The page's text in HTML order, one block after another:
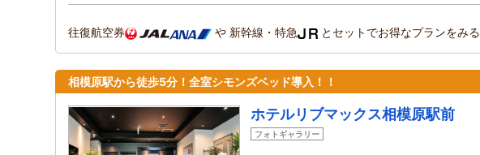
往復航空券 や 新幹線・特急 とセットでお得なプランをみる
相模原駅から徒歩5分！全室シモンズベッド導入！！
ホテルリブマックス相模原駅前
フォトギャラリー